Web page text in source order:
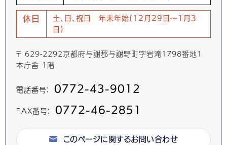
休日
土、日、祝日 年末年始(12月29日～1月3
日)
〒 629-2292京都府与謝郡与謝野町字岩滝1798番地1
本庁舎 1階
電話番号： 0772-43-9012
FAX番号： 0772-46-2851
このページに関するお問い合わせ